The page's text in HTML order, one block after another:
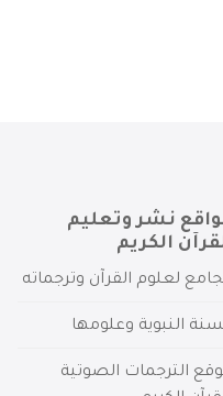
نشر وتعليم
الكريم
لعلوم القرآن وترجماته
النبوية وعلومها
الترجمات الصوتية